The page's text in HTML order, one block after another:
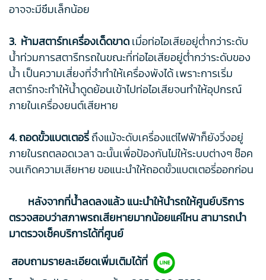
อาจจะมีซึมเล็กน้อย
3. ห้ามสตาร์ทเครื่องเด็ดขาดเมื่อท่อไอเสียอยู่ต่ำกว่าระดับ
น้ำท่วมการสตารืทรถในขณะที่ท่อไอเสียอยู่ต่ำกว่าระดับของ
น้ำ เป็นความเสี่ยงที่จำทำให้เครื่องพังได้ เพราะการเริ่ม
สตาร์ทจะทำให้น้ำดูดย้อนเข้าไปท่อไอเสียจนทำให้อุปกรณ์
ภายในเครื่องยนต์เสียหาย
4. ถอดขั้วแบตเตอรี่ถึงแม้จะดับเครื่องแต่ไฟฟ้าก็ยังวิ่งอยู่
ภายในรถตลอดเวลา ฉะนั้นเพื่อป้องกันไม่ให้ระบบต่างๆ ช๊อค
จนเกิดความเสียหาย ขอแนะนำให้ถอดขั้วแบตเตอรี่ออกก่อน
หลังจากที่น้ำลดลงแล้ว แนะนำให้นำรถให้ศูนย์บริการ
ตรวจสอบว่าสภาพรถเสียหายมากน้อยแค่ไหน สามารถนำ
มาตรวจเช็คบริการได้ที่ศูนย์
สอบถามรายละเอียดเพิ่มเติมได้ที่